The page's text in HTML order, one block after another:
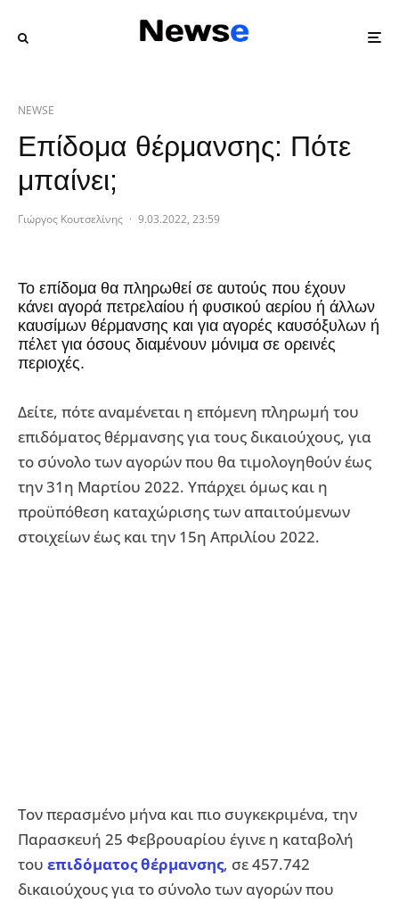
NEWSE
Επίδομα θέρμανσης: Πότε
μπαίνει;
Γιώργος Κουτσελίνης · 9.03.2022, 23:59
Το επίδομα θα πληρωθεί σε αυτούς που έχουν
κάνει αγορά πετρελαίου ή φυσικού αερίου ή άλλων
καυσίμων θέρμανσης και για αγορές καυσόξυλων ή
πέλετ για όσους διαμένουν μόνιμα σε ορεινές
περιοχές.
Δείτε, πότε αναμένεται η επόμενη πληρωμή του
επιδόματος θέρμανσης για τους δικαιούχους, για
το σύνολο των αγορών που θα τιμολογηθούν έως
την 31η Μαρτίου 2022. Υπάρχει όμως και η
προϋπόθεση καταχώρισης των απαιτούμενων
στοιχείων έως και την 15η Απριλίου 2022.
Τον περασμένο μήνα και πιο συγκεκριμένα, την
Παρασκευή 25 Φεβρουαρίου έγινε η καταβολή
του επιδόματος θέρμανσης, σε 457.742
δικαιούχους για το σύνολο των αγορών που